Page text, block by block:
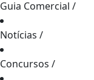
Guia Comercial /
Notícias /
Concursos /